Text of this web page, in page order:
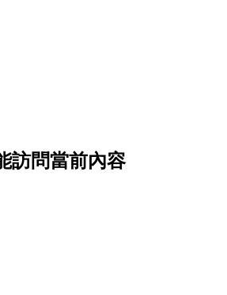
訪問當前內容